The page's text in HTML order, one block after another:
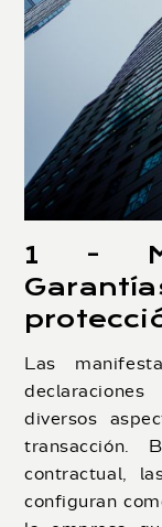
1 -
Las
diversos
transacción.
contractual,
configuran